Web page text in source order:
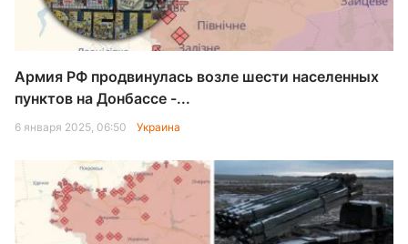
Армия РФ продвинулась возле шести населенных
пунктов на Донбассе -...
6 января 2025, 06:50 Украина